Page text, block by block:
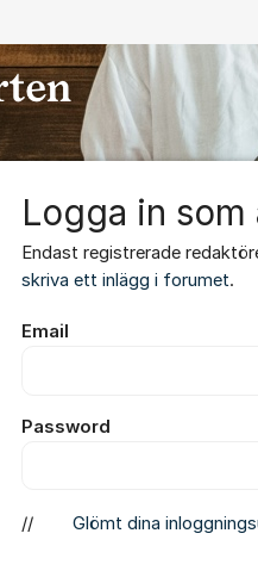
Logga in som
Endast registrerade
skriva ett inlägg i forumet.
Email
Password
Glömt dina
//